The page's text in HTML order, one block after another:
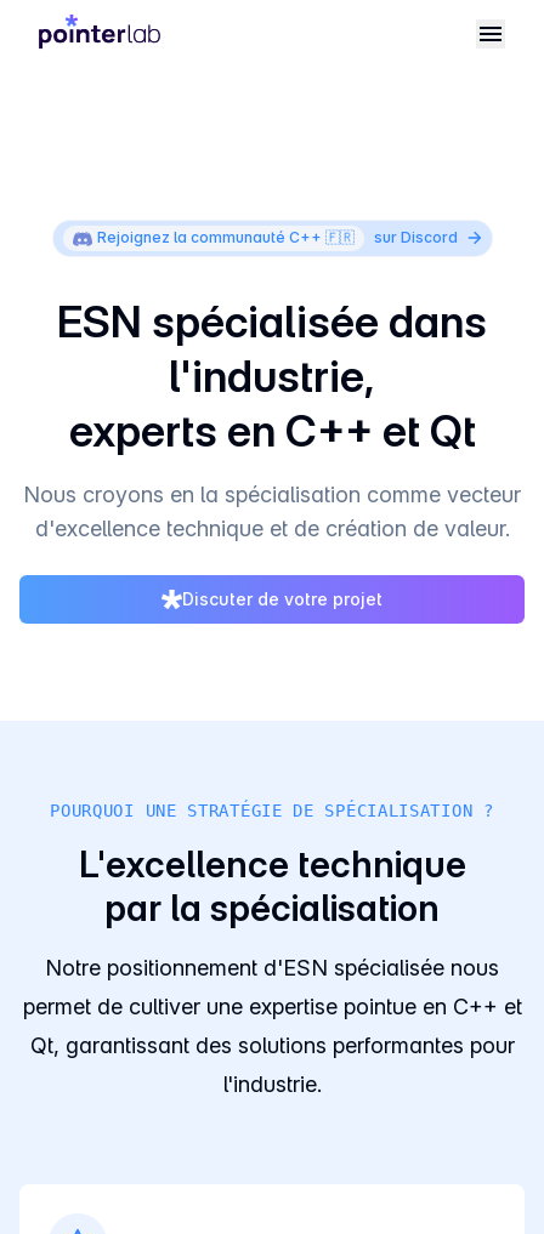
Rejoignez la communauté C++ 🇫🇷 sur Discord
ESN spécialisée dans
l'industrie,
experts en C++ et Qt
Nous croyons en la spécialisation comme vecteur
d'excellence technique et de création de valeur.
Discuter de votre projet
POURQUOI UNE STRATÉGIE DE SPÉCIALISATION ?
L'excellence technique
par la spécialisation
Notre positionnement d'ESN spécialisée nous
permet de cultiver une expertise pointue en C++ et
Qt, garantissant des solutions performantes pour
l'industrie.